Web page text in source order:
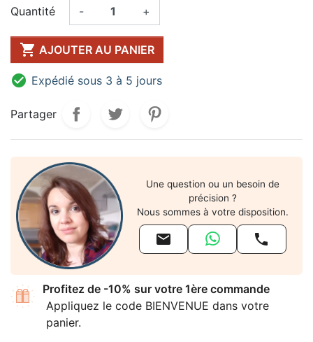
Quantité - +
 AJOUTER AU PANIER
 Expédié sous 3 à 5 jours
Partager
Une question ou un besoin de
précision ?
Nous sommes à votre disposition.
 
Profitez de -10% sur votre 1ère commande
Appliquez le code BIENVENUE dans votre
panier.